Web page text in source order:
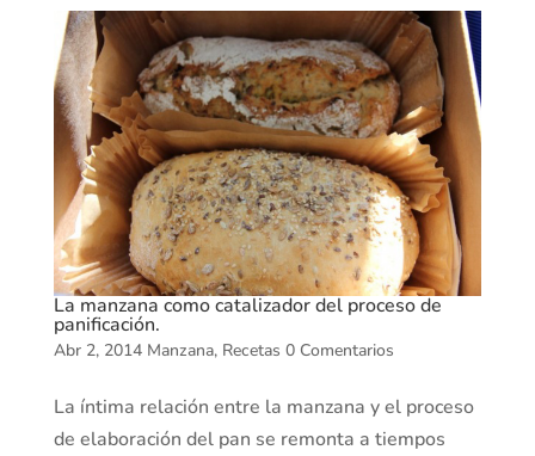
La manzana como catalizador del proceso de
panificación.
Abr 2, 2014 Manzana, Recetas 0 Comentarios
La íntima relación entre la manzana y el proceso
de elaboración del pan se remonta a tiempos